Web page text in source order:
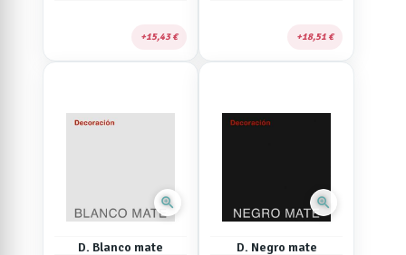
15,43 € 18,51 €
zoom_in
D. Blanco mate
zoom_in
D. Negro mate